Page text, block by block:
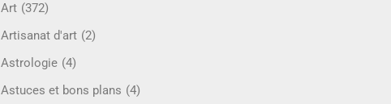
Art (372)
Artisanat d'art (2)
Astrologie (4)
Astuces et bons plans (4)